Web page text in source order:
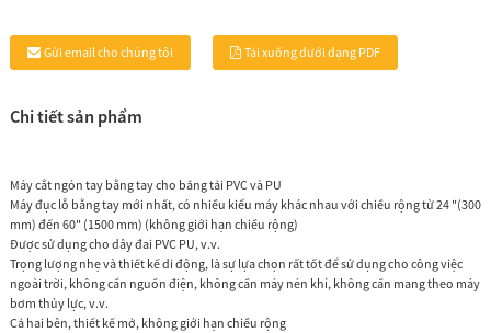
Gửi email cho chúng tôi Tải xuống dưới dạng PDF
Chi tiết sản phẩm
Máy cắt ngón tay bằng tay cho băng tải PVC và PU
Máy đục lỗ bằng tay mới nhất, có nhiều kiểu máy khác nhau với chiều rộng từ 24 "(300
mm) đến 60" (1500 mm) (không giới hạn chiều rộng)
Được sử dụng cho dây đai PVC PU, v.v.
Trọng lượng nhẹ và thiết kế di động, là sự lựa chọn rất tốt để sử dụng cho công việc
ngoài trời, không cần nguồn điện, không cần máy nén khí, không cần mang theo máy
bơm thủy lực, v.v.
Cả hai bên, thiết kế mở, không giới hạn chiều rộng